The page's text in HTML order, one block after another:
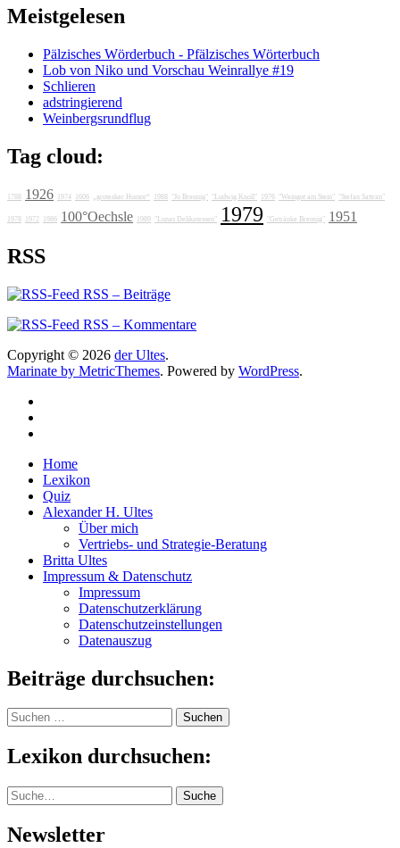
Meistgelesen
Pälzisches Wörderbuch - Pfälzisches Wörterbuch
Lob von Niko und Vorschau Weinrallye #19
Schlieren
adstringierend
Weinbergsrundflug
Tag cloud:
1788 1926 1974 1606 „grotesker Humor“ 1988 "Jo Breunig" "Ludwig Knoll" 1976 "Weingut am Stein" "Stefan Sattran"
1978 1972 1986 100°Oechsle 1989 "Lunas Delikatessen" 1979 "Getränke Breunig" 1951
RSS
RSS – Beiträge
RSS – Kommentare
Copyright © 2026 der Ultes.
Marinate by MetricThemes. Powered by WordPress.
Home
Lexikon
Quiz
Alexander H. Ultes
Über mich
Vertriebs- und Strategie-Beratung
Britta Ultes
Impressum & Datenschutz
Impressum
Datenschutzerklärung
Datenschutzeinstellungen
Datenauszug
Beiträge durchsuchen:
Suchen
nach:
Lexikon durchsuchen:
Suche Suche
Newsletter